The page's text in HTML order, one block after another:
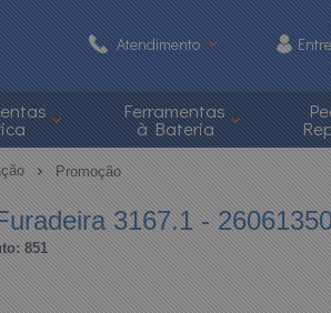
Atendimento
(48) 3626-1215
(48) 3626-1215
Central de Ajuda
Ferramentas
à Bateria
Promoção
3167.1 -
851